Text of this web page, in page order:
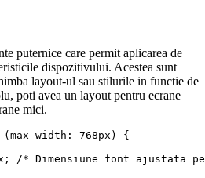
puternice care permit aplicarea de
dispozitivului. Acestea sunt
layout-ul sau stilurile in functie de
poti avea un layout pentru ecrane
mici.
(max-width: 768px) {
/* Dimensiune font ajustata